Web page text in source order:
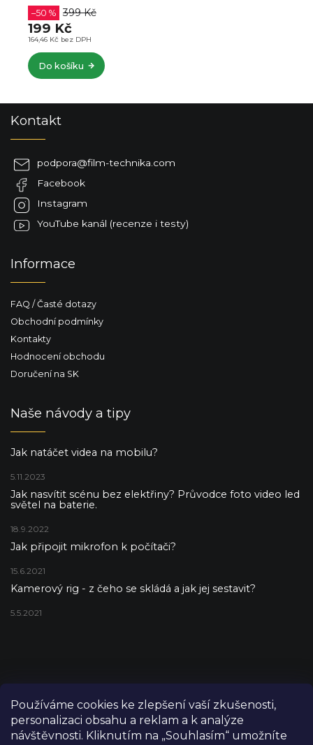
Používáme cookies ke zlepšení vaší zkušenosti,
personalizaci obsahu a reklam a k analýze
návštěvnosti. Kliknutím na „Souhlasím“ umožníte
164,46 Kč bez DPH
–50 % 399 Kč
199 Kč
Do košíku
Kontakt
podpora@film-technika.com
Facebook
Instagram
YouTube kanál (recenze i testy)
Informace
FAQ / Časté dotazy
Obchodní podmínky
Kontakty
Hodnocení obchodu
Doručení na SK
Naše návody a tipy
Jak natáčet videa na mobilu?
5.11.2023
Jak nasvítit scénu bez elektřiny? Průvodce foto video led
světel na baterie.
18.9.2022
Jak připojit mikrofon k počítači?
15.6.2021
Kamerový rig - z čeho se skládá a jak jej sestavit?
5.5.2021